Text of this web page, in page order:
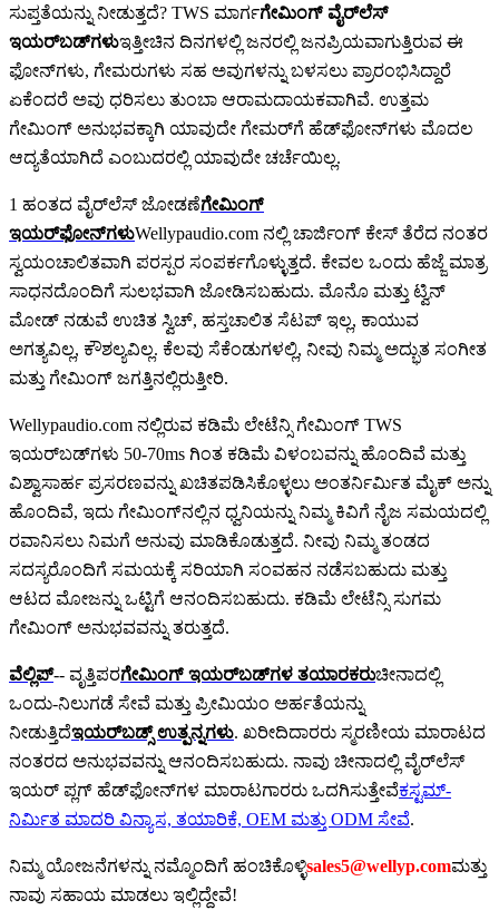
ಸುಪ್ತತೆಯನ್ನು ನೀಡುತ್ತದೆ? TWS ಮಾರ್ಗಗೇಮಿಂಗ್ ವೈರ್‌ಲೆಸ್
ಇಯರ್‌ಬಡ್‌ಗಳುಇತ್ತೀಚಿನ ದಿನಗಳಲ್ಲಿ ಜನರಲ್ಲಿ ಜನಪ್ರಿಯವಾಗುತ್ತಿರುವ ಈ
ಫೋನ್‌ಗಳು, ಗೇಮರುಗಳು ಸಹ ಅವುಗಳನ್ನು ಬಳಸಲು ಪ್ರಾರಂಭಿಸಿದ್ದಾರೆ
ಏಕೆಂದರೆ ಅವು ಧರಿಸಲು ತುಂಬಾ ಆರಾಮದಾಯಕವಾಗಿವೆ. ಉತ್ತಮ
ಗೇಮಿಂಗ್ ಅನುಭವಕ್ಕಾಗಿ ಯಾವುದೇ ಗೇಮರ್‌ಗೆ ಹೆಡ್‌ಫೋನ್‌ಗಳು ಮೊದಲ
ಆದ್ಯತೆಯಾಗಿದೆ ಎಂಬುದರಲ್ಲಿ ಯಾವುದೇ ಚರ್ಚೆಯಿಲ್ಲ.
1 ಹಂತದ ವೈರ್‌ಲೆಸ್ ಜೋಡಣೆಗೇಮಿಂಗ್
ಇಯರ್‌ಫೋನ್‌ಗಳುWellypaudio.com ನಲ್ಲಿ ಚಾರ್ಜಿಂಗ್ ಕೇಸ್ ತೆರೆದ ನಂತರ
ಸ್ವಯಂಚಾಲಿತವಾಗಿ ಪರಸ್ಪರ ಸಂಪರ್ಕಗೊಳ್ಳುತ್ತದೆ. ಕೇವಲ ಒಂದು ಹೆಜ್ಜೆ ಮಾತ್ರ
ಸಾಧನದೊಂದಿಗೆ ಸುಲಭವಾಗಿ ಜೋಡಿಸಬಹುದು. ಮೊನೊ ಮತ್ತು ಟ್ವಿನ್
ಮೋಡ್ ನಡುವೆ ಉಚಿತ ಸ್ವಿಚ್, ಹಸ್ತಚಾಲಿತ ಸೆಟಪ್ ಇಲ್ಲ, ಕಾಯುವ
ಅಗತ್ಯವಿಲ್ಲ, ಕೌಶಲ್ಯವಿಲ್ಲ. ಕೆಲವು ಸೆಕೆಂಡುಗಳಲ್ಲಿ, ನೀವು ನಿಮ್ಮ ಅದ್ಭುತ ಸಂಗೀತ
ಮತ್ತು ಗೇಮಿಂಗ್ ಜಗತ್ತಿನಲ್ಲಿರುತ್ತೀರಿ.
Wellypaudio.com ನಲ್ಲಿರುವ ಕಡಿಮೆ ಲೇಟೆನ್ಸಿ ಗೇಮಿಂಗ್ TWS
ಇಯರ್‌ಬಡ್‌ಗಳು 50-70ms ಗಿಂತ ಕಡಿಮೆ ವಿಳಂಬವನ್ನು ಹೊಂದಿವೆ ಮತ್ತು
ವಿಶ್ವಾಸಾರ್ಹ ಪ್ರಸರಣವನ್ನು ಖಚಿತಪಡಿಸಿಕೊಳ್ಳಲು ಅಂತರ್ನಿರ್ಮಿತ ಮೈಕ್ ಅನ್ನು
ಹೊಂದಿವೆ, ಇದು ಗೇಮಿಂಗ್‌ನಲ್ಲಿನ ಧ್ವನಿಯನ್ನು ನಿಮ್ಮ ಕಿವಿಗೆ ನೈಜ ಸಮಯದಲ್ಲಿ
ರವಾನಿಸಲು ನಿಮಗೆ ಅನುವು ಮಾಡಿಕೊಡುತ್ತದೆ. ನೀವು ನಿಮ್ಮ ತಂಡದ
ಸದಸ್ಯರೊಂದಿಗೆ ಸಮಯಕ್ಕೆ ಸರಿಯಾಗಿ ಸಂವಹನ ನಡೆಸಬಹುದು ಮತ್ತು
ಆಟದ ಮೋಜನ್ನು ಒಟ್ಟಿಗೆ ಆನಂದಿಸಬಹುದು. ಕಡಿಮೆ ಲೇಟೆನ್ಸಿ ಸುಗಮ
ಗೇಮಿಂಗ್ ಅನುಭವವನ್ನು ತರುತ್ತದೆ.
ವೆಲ್ಲಿಪ್-- ವೃತ್ತಿಪರಗೇಮಿಂಗ್ ಇಯರ್‌ಬಡ್‌ಗಳ ತಯಾರಕರುಚೀನಾದಲ್ಲಿ
ಒಂದು-ನಿಲುಗಡೆ ಸೇವೆ ಮತ್ತು ಪ್ರೀಮಿಯಂ ಅರ್ಹತೆಯನ್ನು
ನೀಡುತ್ತಿದೆಇಯರ್‌ಬಡ್ಸ್ ಉತ್ಪನ್ನಗಳು. ಖರೀದಿದಾರರು ಸ್ಮರಣೀಯ ಮಾರಾಟದ
ನಂತರದ ಅನುಭವವನ್ನು ಆನಂದಿಸಬಹುದು. ನಾವು ಚೀನಾದಲ್ಲಿ ವೈರ್‌ಲೆಸ್
ಇಯರ್ ಪ್ಲಗ್ ಹೆಡ್‌ಫೋನ್‌ಗಳ ಮಾರಾಟಗಾರರು ಒದಗಿಸುತ್ತೇವೆಕಸ್ಟಮ್-
ನಿರ್ಮಿತ ಮಾದರಿ ವಿನ್ಯಾಸ, ತಯಾರಿಕೆ, OEM ಮತ್ತು ODM ಸೇವೆ.
ನಿಮ್ಮ ಯೋಜನೆಗಳನ್ನು ನಮ್ಮೊಂದಿಗೆ ಹಂಚಿಕೊಳ್ಳಿsales5@wellyp.comಮತ್ತು
ನಾವು ಸಹಾಯ ಮಾಡಲು ಇಲ್ಲಿದ್ದೇವೆ!